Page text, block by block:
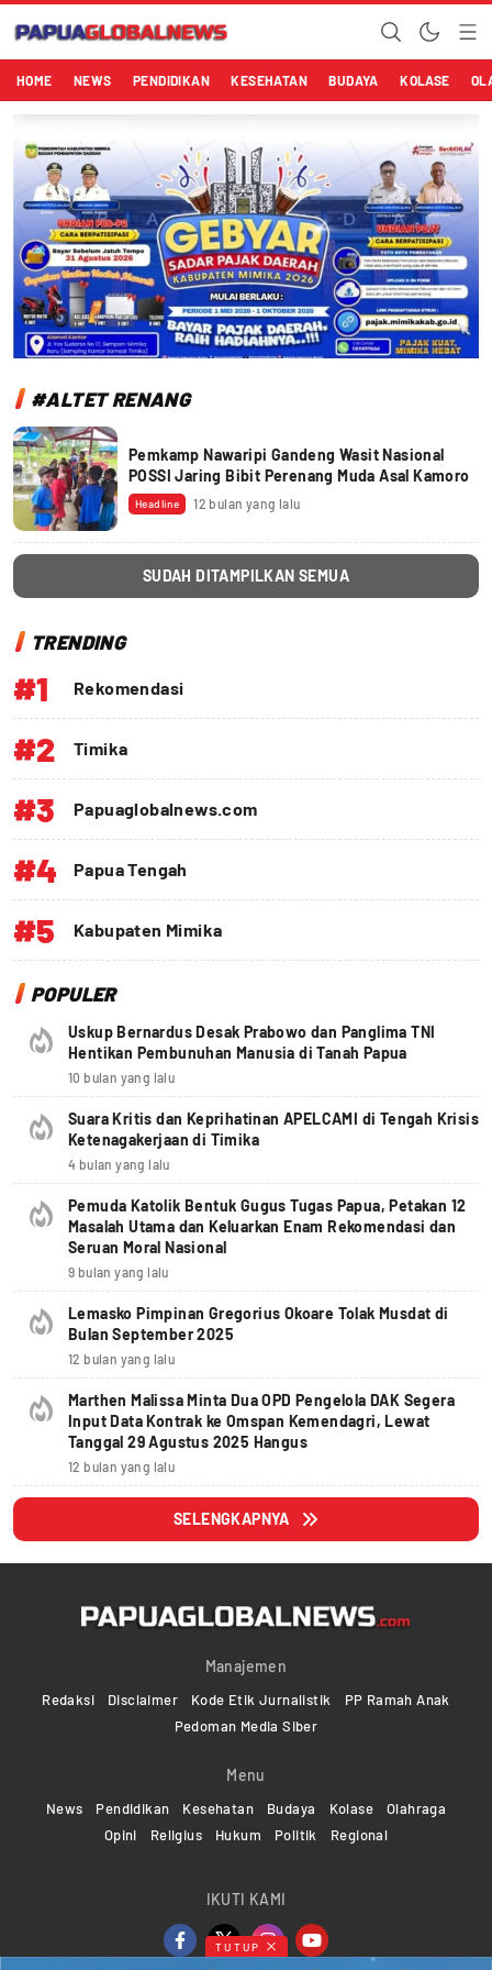
Papuaglobalnews.com
Menulis Fakta dengan Hati Bening
HOME NEWS PENDIDIKAN KESEHATAN BUDAYA KOLASE
#ALTET RENANG
Pemkamp Nawaripi Gandeng Wasit Nasional
POSSI Jaring Bibit Perenang Muda Asal Kamoro
Headline 12 bulan yang lalu
SUDAH DITAMPILKAN SEMUA
TRENDING
#1 Rekomendasi
#2 Timika
#3 Papuaglobalnews.com
#4 Papua Tengah
#5 Kabupaten Mimika
POPULER
Uskup Bernardus Desak Prabowo dan Panglima TNI
Hentikan Pembunuhan Manusia di Tanah Papua
10 bulan yang lalu
Suara Kritis dan Keprihatinan APELCAMI di Tengah Krisis
Ketenagakerjaan di Timika
4 bulan yang lalu
Pemuda Katolik Bentuk Gugus Tugas Papua, Petakan 12
Masalah Utama dan Keluarkan Enam Rekomendasi dan
Seruan Moral Nasional
9 bulan yang lalu
Lemasko Pimpinan Gregorius Okoare Tolak Musdat di
Bulan September 2025
12 bulan yang lalu
Marthen Malissa Minta Dua OPD Pengelola DAK Segera
Input Data Kontrak ke Omspan Kemendagri, Lewat
Tanggal 29 Agustus 2025 Hangus
12 bulan yang lalu
SELENGKAPNYA
Manajemen
Redaksi Disclaimer Kode Etik Jurnalistik
PP Ramah Anak
Pedoman Media Siber
Menu
News Pendidikan Kesehatan Budaya Kolase
Olahraga
Opini
Religius Hukum Politik Regional
IKUTI KAMI
TUTUP